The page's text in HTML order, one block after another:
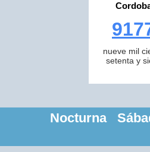
nueve mil
setenta y
Nocturna